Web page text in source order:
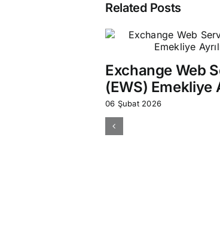
Related Posts
Exchange Web
(EWS) Emekliye
06 Şubat 2026